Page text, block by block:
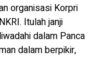
organisasi Korpri
Itulah janji
dalam Panca
dalam berpikir,